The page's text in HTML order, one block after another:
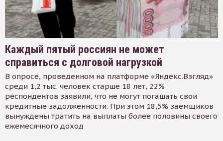
Каждый пятый россиян не может
справиться с долговой нагрузкой
В опросе, проведенном на платформе «Яндекс.Взгляд»
среди 1,2 тыс. человек старше 18 лет, 22%
респондентов заявили, что не могут погашать свои
кредитные задолженности. При этом 18,5% заемщиков
вынуждены тратить на выплаты более половины своего
ежемесячного доход